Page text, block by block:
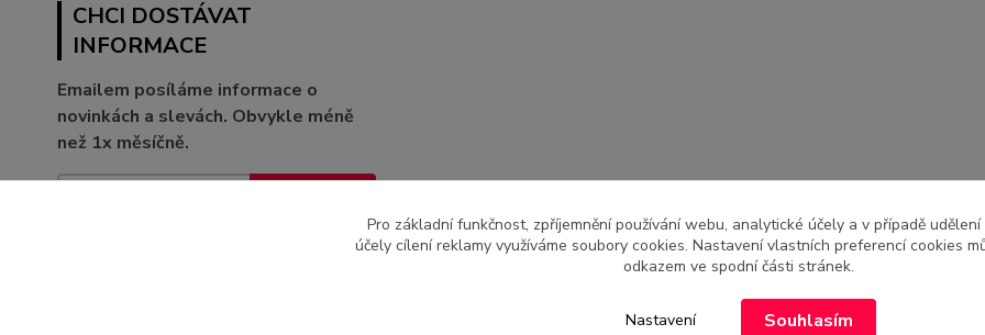
CHCI DOSTÁVAT
INFORMACE
Emailem posíláme informace o
novinkách a slevách. Obvykle méně
než 1x měsíčně.
za účelem
Pro základní funkčnost, zpříjemnění používání webu, analytické účely a v případě
účely cílení reklamy využíváme soubory cookies. Nastavení vlastních preferencí cookies
odkazem ve spodní části stránek.
Nastavení Souhlasím